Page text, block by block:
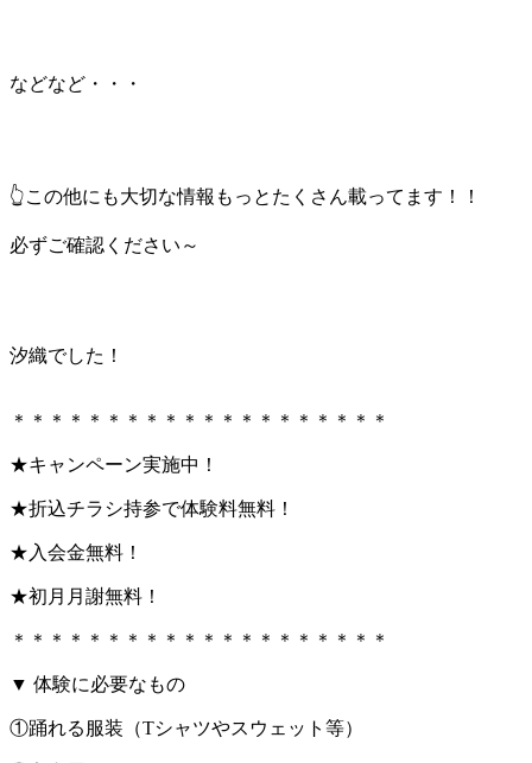
などなど・・・
👆この他にも大切な情報もっとたくさん載ってます！！
必ずご確認ください～
汐織でした！
＊＊＊＊＊＊＊＊＊＊＊＊＊＊＊＊＊＊＊＊
★キャンペーン実施中！
★折込チラシ持参で体験料無料！
★入会金無料！
★初月月謝無料！
＊＊＊＊＊＊＊＊＊＊＊＊＊＊＊＊＊＊＊＊
▼ 体験に必要なもの
①踊れる服装（Tシャツやスウェット等）